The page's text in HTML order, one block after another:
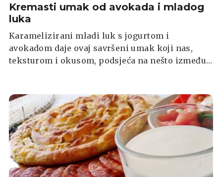
Kremasti umak od avokada i mladog
luka
Karamelizirani mladi luk s jogurtom i
avokadom daje ovaj savršeni umak koji nas,
teksturom i okusom, podsjeća na nešto između